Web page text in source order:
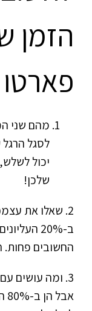
הזמן
פארטו
מהם שני
לסגל
יכול
שלכן!
2. שאלו את
החשובים
3. ומה עושים